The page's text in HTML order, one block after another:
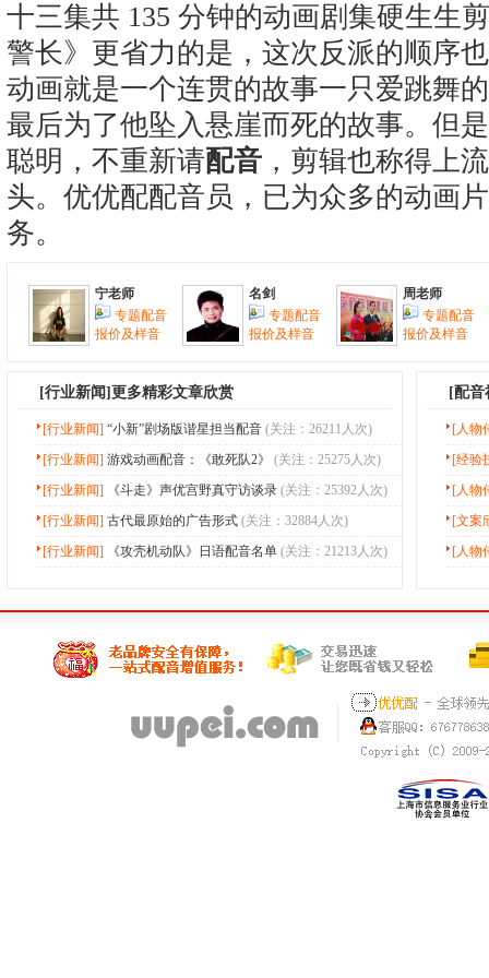
十三集共 135 分钟的动画剧集硬生生
警长》更省力的是，这次反派的顺序
动画就是一个连贯的故事一只爱跳舞
最后为了他坠入悬崖而死的故事。但
聪明，不重新请配音 ，剪辑也称得上
头。优优配配音员，已为众多的动画
务。
宁老师
专题配音
报价及样音
名剑
专题配音
报价及样音
周老师
专题配音
报价及样音
[行业新闻]更多精彩文章欣赏
[行业新闻] “小新”剧场版谐星担当配音 (关注：26211人次)
[行业新闻] 游戏动画配音：《敢死队2》
(关注：25275人次)
[行业新闻] 《斗走》声优宫野真守访谈录 (关注：25392人次)
[行业新闻] 古代最原始的广告形式 (关注：32884人次)
[行业新闻] 《攻壳机动队》日语配音名单 (关注：21213人次)
[配音
[人物
[经验
[人物
[文案
[人物